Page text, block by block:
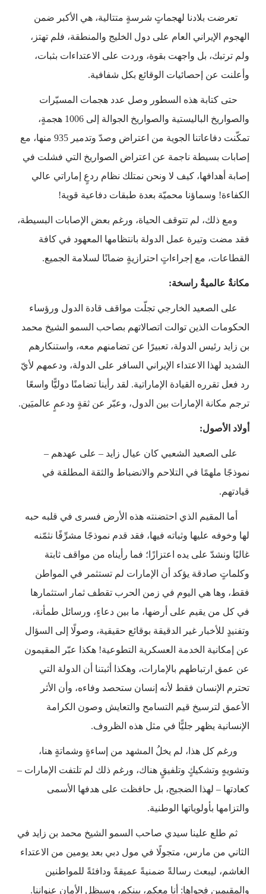
تعرضت بلادنا لهجماتٍ شرسةٍ متتالية، هي الأكبر ضمن
الهجوم الإيراني العام على دول الخليج والمنطقة، فلم تهتز،
ولم ترتبك، بل واجهت بقوة، وردت على الاعتداءات بثبات،
وأعلنت عن إحصائيات الوقائع بكل شفافية.
حتى كتابة هذه السطور وصل عدد هجمات المسيّرات
والصواريخ الباليستية والصواريخ الجوالة إلى 1006 هجمةٍ،
تمكّنت دفاعاتنا الجوية من اعتراض وصدّ وتدمير 935 منها، مع
إصابات بسيطة ناجمة عن اعتراض الصواريخ التي فشلت في
إصابة أهدافها، كيف لا ونحن نمتلك نظام ردعٍ إماراتي عالي
الكفاءة! وسماؤنا محميّة بعدة طبقات دفاعية قوية!
ومع ذلك، لم تتوقف الحياة، ورغم بعض الإصابات البسيطة،
فقد مضت وتيرة عمل الدولة بانتظامها المعهود في كافة
القطاعات، مع إجراءاتٍ احترازيةٍ ضمانًا لسلامة الجميع.
مكانةٌ عالميةٌ راسخة:
على الصعيد الخارجي تجلّت مواقف قادة الدول ورؤساء
الحكومات الذين توالت اتصالاتهم بصاحب السمو الشيخ محمد
بن زايد رئيس الدولة، تعبيرًا عن تضامنهم معه، واستنكارهم
الشديد لهذا الاعتداء الإيراني السافر على الدولة، ودعمهم لأيّ
رد فعل تقرره القيادة الإماراتية. لقد رأينا تضامنًا دوليًّا واسعًا
ترجم مكانة الإمارات بين الدول، وعبّر عن ثقةٍ ودعمٍ عالميَين.
أولاد الأصول:
على الصعيد الشعبي كان عيال زايد – على عهدهم –
نموذجًا ملهمًا في التلاحم والانضباط والثقة المطلقة في
قيادتهم.
أما المقيم الذي احتضنته هذه الأرض فسرى في قلبه حبه
لها وخوفه عليها وثباته فيها، فقد قدم نموذجًا مشرِّفًا نثمّنه
غاليًا ونشدّ على يده اعتزازًا؛ فما رأيناه من مواقف ثابتة
وكلماتٍ صادقة يؤكد أن الإمارات لم تستثمر في المواطن
فقط، وها هي اليوم في زمن الحرب تقطف ثمار استثمارها
في كل من يقيم على أرضها، ما بين دعاءٍ، ورسائل طمأنة،
وتفنيدٍ للأخبار غير الدقيقة بوقائع حقيقية، وصولًا إلى السؤال
عن إمكانية الخدمة العسكرية التطوعية! هكذا عبّر المقيمون
عن عمق ارتباطهم بالإمارات، وهكذا أثبتنا أن الدولة التي
تحترم الإنسان فقط لأنه إنسان ستحصد وفاءه، وأن الأثر
الأعمق لترسيخ قيم التسامح والتعايش وصون الكرامة
الإنسانية يظهر جليًّا في مثل هذه الظروف.
ورغم كل هذا، لم يخلُ المشهد من إساءةٍ وشماتةٍ هنا،
وتشويهٍ وتشكيكٍ وتلفيقٍ هناك، ورغم ذلك لم تلتفت الإمارات –
كعادتها – لهذا الضجيج، بل حافظت على هدفها الأسمى
والتزامها بأولوياتها الوطنية.
ثم طلع علينا سيدي صاحب السمو الشيخ محمد بن زايد في
الثاني من مارس، متجولًا في مول دبي بعد يومين من الاعتداء
الغاشم، ليبعث رسالةً ضمنيةً عميقةً ودافئةً للمواطنين
والمقيمين فحواها: أنا معكم، بينكم، وسيظل الأمان عنواننا.